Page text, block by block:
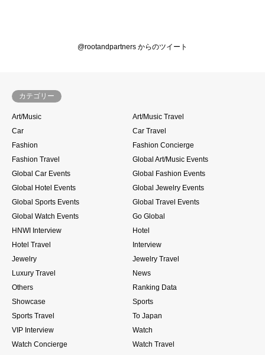
@rootandpartners からのツイート
カテゴリー
Art/Music
Art/Music Travel
Car
Car Travel
Fashion
Fashion Concierge
Fashion Travel
Global Art/Music Events
Global Car Events
Global Fashion Events
Global Hotel Events
Global Jewelry Events
Global Sports Events
Global Travel Events
Global Watch Events
Go Global
HNWI Interview
Hotel
Hotel Travel
Interview
Jewelry
Jewelry Travel
Luxury Travel
News
Others
Ranking Data
Showcase
Sports
Sports Travel
To Japan
VIP Interview
Watch
Watch Concierge
Watch Travel